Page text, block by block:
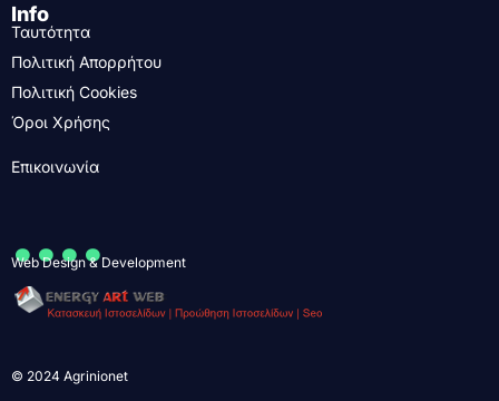
Info
Ταυτότητα
Πολιτική Απορρήτου
Πολιτική Cookies
Όροι Χρήσης
Επικοινωνία
....
Web Design & Development
© 2024 Agrinionet